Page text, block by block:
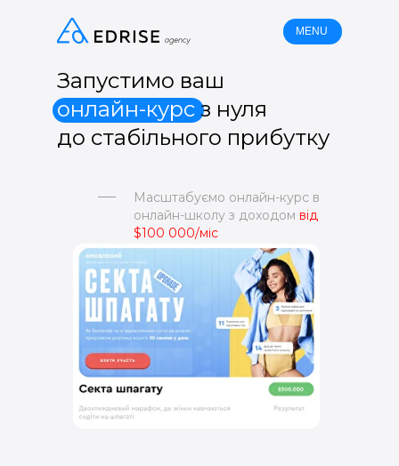
MENU
Запустимо ваш
онлайн-курсз нуля
до стабільного прибутку
Масштабуємо онлайн-курс в
онлайн-школу з доходом від
$100 000/міс